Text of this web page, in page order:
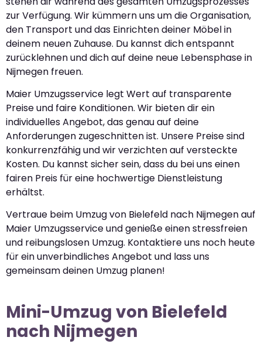
zur Verfügung. Wir kümmern uns um die Organisation,
den Transport und das Einrichten deiner Möbel in
deinem neuen Zuhause. Du kannst dich entspannt
zurücklehnen und dich auf deine neue Lebensphase in
Nijmegen freuen.
Maier Umzugsservice legt Wert auf transparente
Preise und faire Konditionen. Wir bieten dir ein
individuelles Angebot, das genau auf deine
Anforderungen zugeschnitten ist. Unsere Preise sind
konkurrenzfähig und wir verzichten auf versteckte
Kosten. Du kannst sicher sein, dass du bei uns einen
fairen Preis für eine hochwertige Dienstleistung
erhältst.
Vertraue beim Umzug von Bielefeld nach Nijmegen auf
Maier Umzugsservice und genieße einen stressfreien
und reibungslosen Umzug. Kontaktiere uns noch heute
für ein unverbindliches Angebot und lass uns
gemeinsam deinen Umzug planen!
Mini-Umzug von Bielefeld
nach Nijmegen